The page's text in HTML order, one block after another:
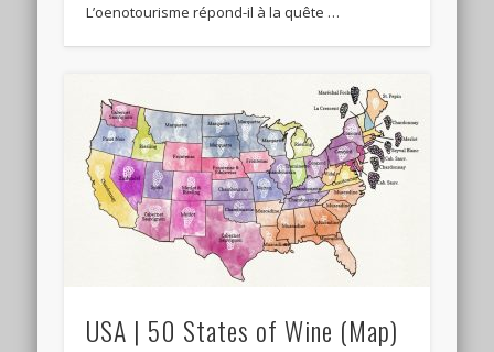
L’oenotourisme répond-il à la quête …
USA | 50 States of Wine (Map)